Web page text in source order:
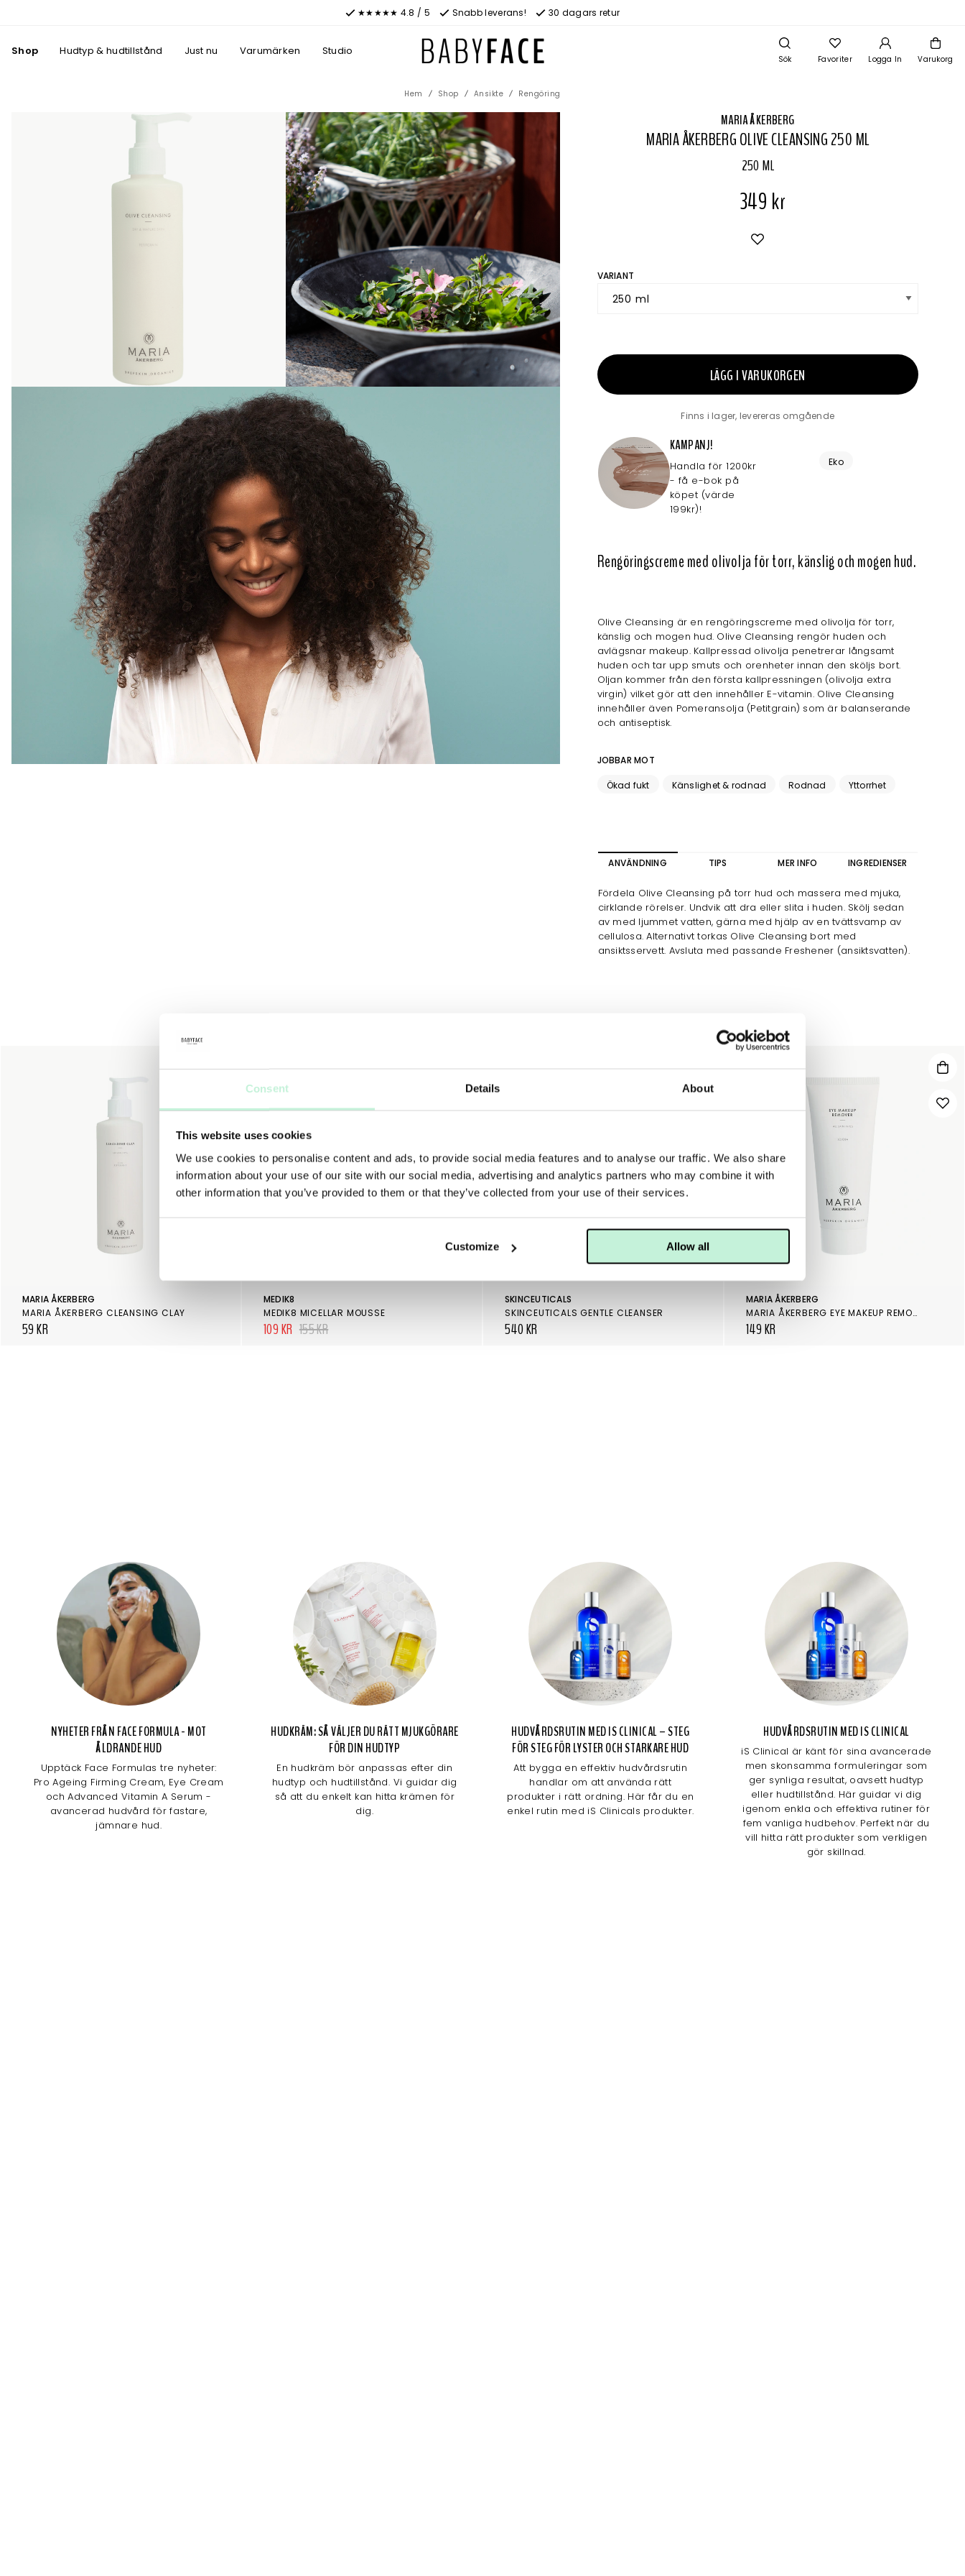
Consent Details About
This website uses cookies
We use cookies to personalise content and ads, to provide social media features and to analyse our traffic. We also share
information about your use of our site with our social media, advertising and analytics partners who may combine it with
other information that you’ve provided to them or that they’ve collected from your use of their services.
Customize Allow all
★★★★★ 4.8 / 5 Snabb leverans! 30 dagars retur
Shop Hudtyp & hudtillstånd Just nu Varumärken Studio
Varukorg
Logga In
Favoriter
Sök
Hem Shop Ansikte Rengöring
MARIA ÅKERBERG
MARIA ÅKERBERG OLIVE CLEANSING 250 ML
250 ML
349 kr
VARIANT
LÄGG I VARUKORGEN
Finns i lager, levereras omgående
KAMPANJ!
Handla för 1200kr
- få e-bok på
köpet (värde
199kr)!
Eko
Rengöringscreme med olivolja för torr, känslig och mogen hud.
Olive Cleansing är en rengöringscreme med olivolja för torr,
känslig och mogen hud. Olive Cleansing rengör huden och
avlägsnar makeup. Kallpressad olivolja penetrerar långsamt
huden och tar upp smuts och orenheter innan den sköljs bort.
Oljan kommer från den första kallpressningen (olivolja extra
virgin) vilket gör att den innehåller E-vitamin. Olive Cleansing
innehåller även Pomeransolja (Petitgrain) som är balanserande
och antiseptisk.
JOBBAR MOT
Ökad fukt Känslighet & rodnad Rodnad Yttorrhet
ANVÄNDNING TIPS MER INFO INGREDIENSER
Fördela Olive Cleansing på torr hud och massera med mjuka,
cirklande rörelser. Undvik att dra eller slita i huden. Skölj sedan
av med ljummet vatten, gärna med hjälp av en tvättsvamp av
cellulosa. Alternativt torkas Olive Cleansing bort med
ansiktsservett. Avsluta med passande Freshener (ansiktsvatten).
MARIA ÅKERBERG
MARIA ÅKERBERG CLEANSING CLAY
59 KR
30%
MEDIK8
MEDIK8 MICELLAR MOUSSE
109 KR 155 KR
SKINCEUTICALS
SKINCEUTICALS GENTLE CLEANSER
540 KR
MARIA ÅKERBERG
MARIA ÅKERBERG EYE MAKEUP REMOVER 100 ML
149 KR
NYHETER FRÅN FACE FORMULA - MOT
ÅLDRANDE HUD
Upptäck Face Formulas tre nyheter:
Pro Ageing Firming Cream, Eye Cream
och Advanced Vitamin A Serum -
avancerad hudvård för fastare,
jämnare hud.
HUDKRÄM: SÅ VÄLJER DU RÄTT MJUKGÖRARE
FÖR DIN HUDTYP
En hudkräm bör anpassas efter din
hudtyp och hudtillstånd. Vi guidar dig
så att du enkelt kan hitta krämen för
dig.
HUDVÅRDSRUTIN MED IS CLINICAL – STEG
FÖR STEG FÖR LYSTER OCH STARKARE HUD
Att bygga en effektiv hudvårdsrutin
handlar om att använda rätt
produkter i rätt ordning. Här får du en
enkel rutin med iS Clinicals produkter.
HUDVÅRDSRUTIN MED IS CLINICAL
iS Clinical är känt för sina avancerade
men skonsamma formuleringar som
ger synliga resultat, oavsett hudtyp
eller hudtillstånd. Här guidar vi dig
igenom enkla och effektiva rutiner för
fem vanliga hudbehov. Perfekt när du
vill hitta rätt produkter som verkligen
gör skillnad.